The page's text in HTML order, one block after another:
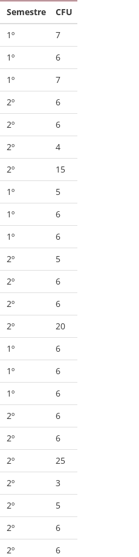
Semestre
CFU
1º
7
1º
6
1º
7
2º
6
2º
6
2º
4
2º
15
1º
5
1º
6
1º
6
2º
5
2º
6
2º
6
2º
20
1º
6
1º
6
1º
6
2º
6
2º
6
2º
25
2º
3
2º
5
2º
6
2º 6